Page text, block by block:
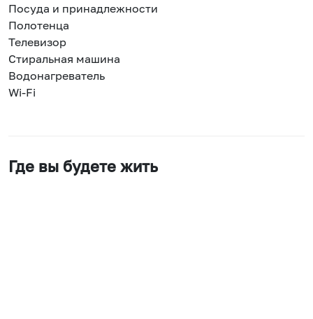
Посуда и принадлежности
Полотенца
Телевизор
Стиральная машина
Водонагреватель
Wi-Fi
Где вы будете жить